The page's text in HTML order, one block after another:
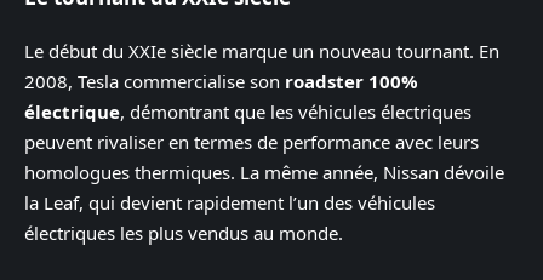
Le début du XXIe siècle marque un nouveau tournant. En
2008, Tesla commercialise son roadster 100%
électrique, démontrant que les véhicules électriques
peuvent rivaliser en termes de performance avec leurs
homologues thermiques. La même année, Nissan dévoile
la Leaf, qui devient rapidement l’un des véhicules
électriques les plus vendus au monde.